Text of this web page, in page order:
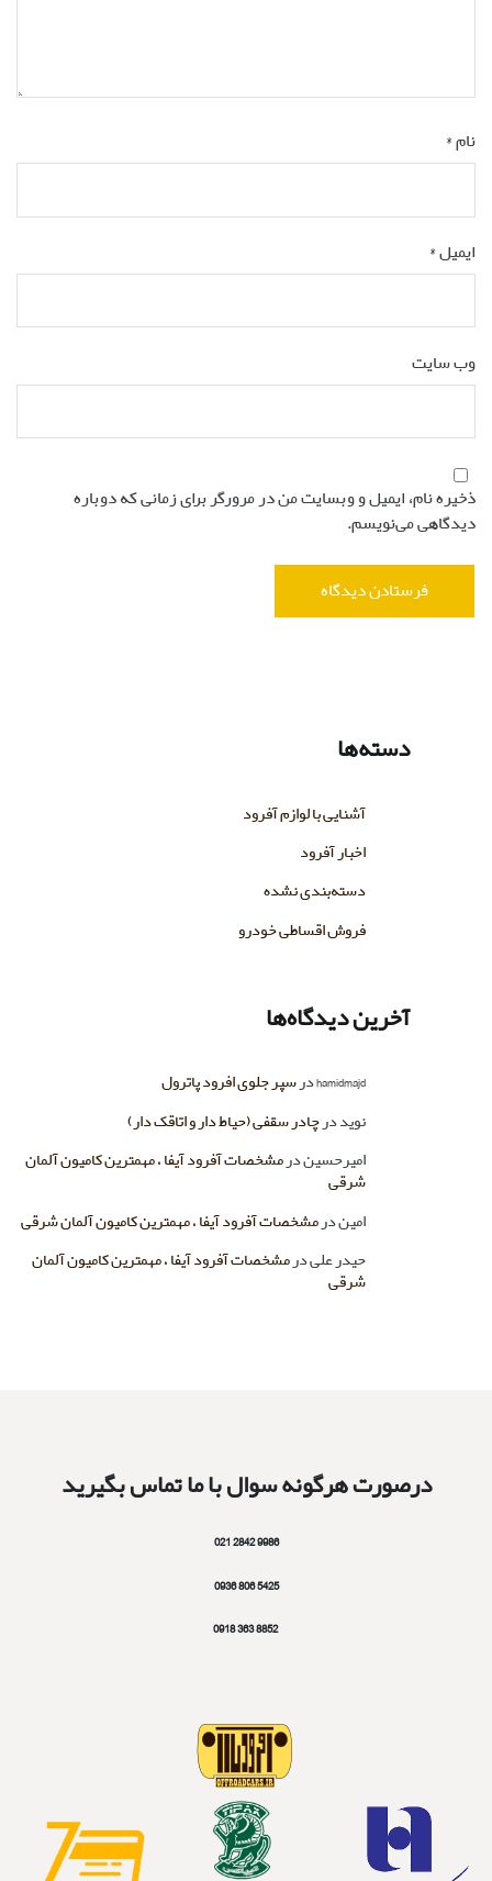
نام*
ایمیل*
وب‌ سایت
ذخیره نام، ایمیل و وبسایت من در مرورگر برای زمانی که دوباره
دیدگاهی می‌نویسم.
دسته‌ها
آشنایی با لوازم آفرود
اخبار آفرود
دسته‌بندی نشده
فروش اقساطی خودرو
آخرین دیدگاه‌ها
hamidmajdدرسپر جلوی افرود پاترول
نویددرچادر سقفی (حیاط دار و اتاقک دار)
امیرحسیندرمشخصات آفرود آیفا ، مهمترین کامیون آلمان
شرقی
امیندر مشخصات آفرود آیفا ، مهمترین کامیون آلمان شرقی
حیدر علیدرمشخصات آفرود آیفا ، مهمترین کامیون آلمان
شرقی
درصورت هرگونه سوال با ما تماس بگیرید
9986 2842 021
5425 806 0936
8852 363 0918